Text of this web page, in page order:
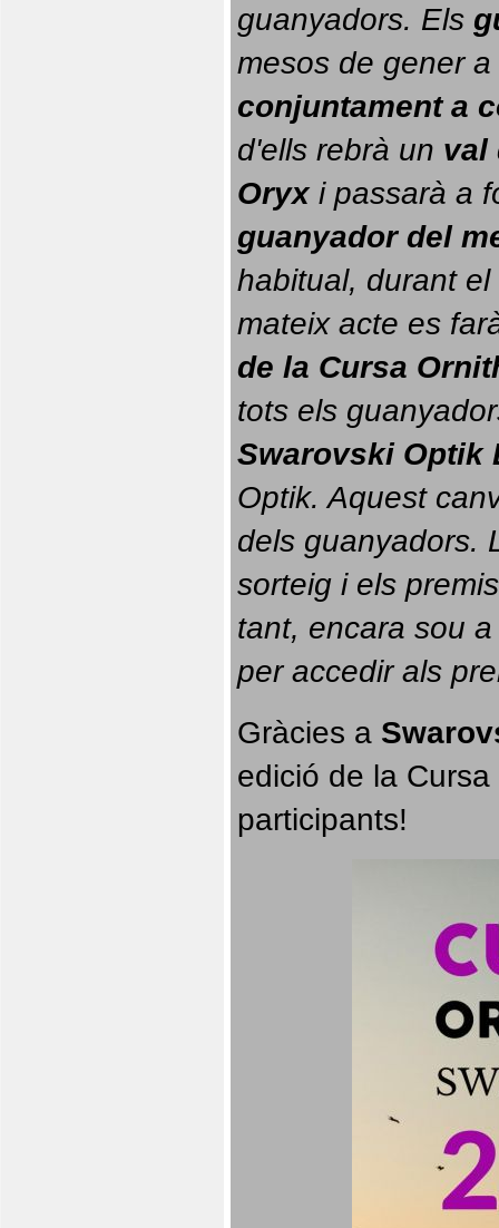
guanyadors. Els
conjuntament a
d'ells rebrà un val
Oryx i passarà a
guanyador del
habitual, durant el
mateix acte es
de la Cursa
tots els
Swarovski Optik
Optik. Aquest
dels guanyadors.
sorteig i els
tant, encara sou
per accedir als
Gràcies a
edició de la
participants!